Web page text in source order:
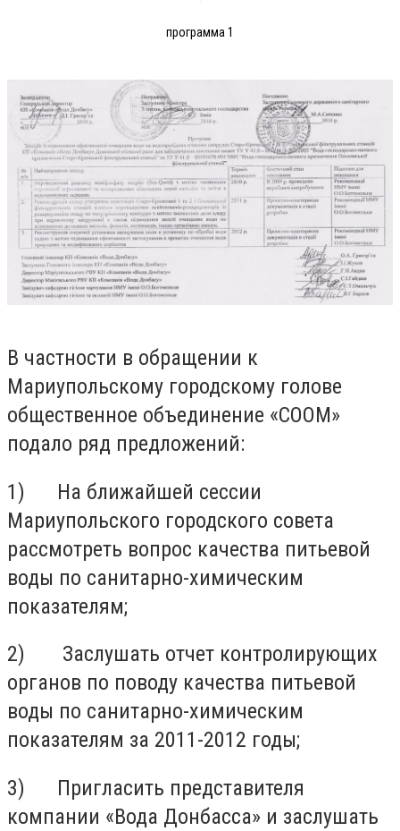
программа 1
В частности в обращении к
Мариупольскому городскому голове
общественное объединение «СООМ»
подало ряд предложений:
1) На ближайшей сессии
Мариупольского городского совета
рассмотреть вопрос качества питьевой
воды по санитарно-химическим
показателям;
2) Заслушать отчет контролирующих
органов по поводу качества питьевой
воды по санитарно-химическим
показателям за 2011-2012 годы;
3) Пригласить представителя
компании «Вода Донбасса» и заслушать